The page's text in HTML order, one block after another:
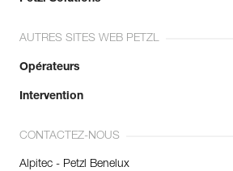
AUTRES SITES WEB PETZL
Opérateurs
Intervention
CONTACTEZ-NOUS
Alpitec - Petzl Benelux